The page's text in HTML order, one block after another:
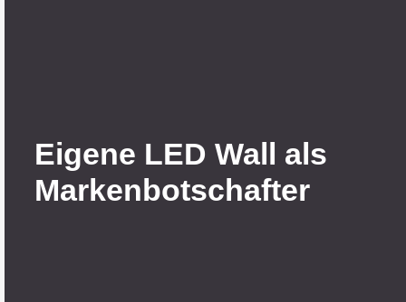
Eigene LED Wall als
Marken­botschafter